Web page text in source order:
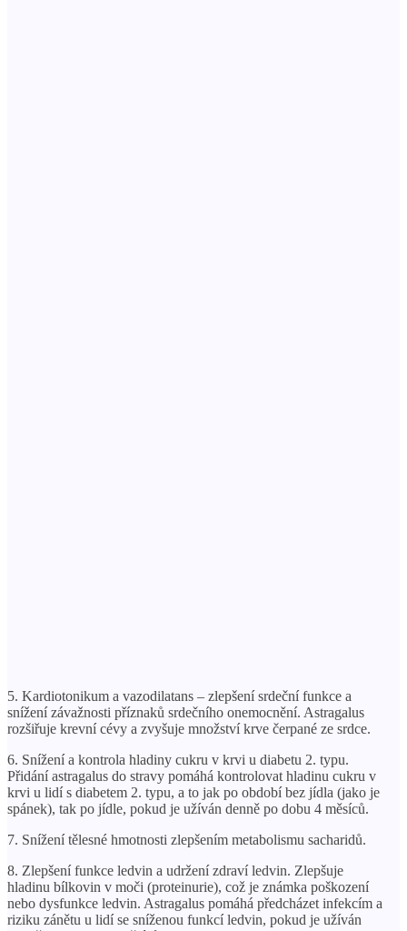
5. Kardiotonikum a vazodilatans – zlepšení srdeční funkce a
snížení závažnosti příznaků srdečního onemocnění. Astragalus
rozšiřuje krevní cévy a zvyšuje množství krve čerpané ze srdce.
6. Snížení a kontrola hladiny cukru v krvi u diabetu 2. typu.
Přidání astragalus do stravy pomáhá kontrolovat hladinu cukru v
krvi u lidí s diabetem 2. typu, a to jak po období bez jídla (jako je
spánek), tak po jídle, pokud je užíván denně po dobu 4 měsíců.
7. Snížení tělesné hmotnosti zlepšením metabolismu sacharidů.
8. Zlepšení funkce ledvin a udržení zdraví ledvin. Zlepšuje
hladinu bílkovin v moči (proteinurie), což je známka poškození
nebo dysfunkce ledvin. Astragalus pomáhá předcházet infekcím a
riziku zánětu u lidí se sníženou funkcí ledvin, pokud je užíván